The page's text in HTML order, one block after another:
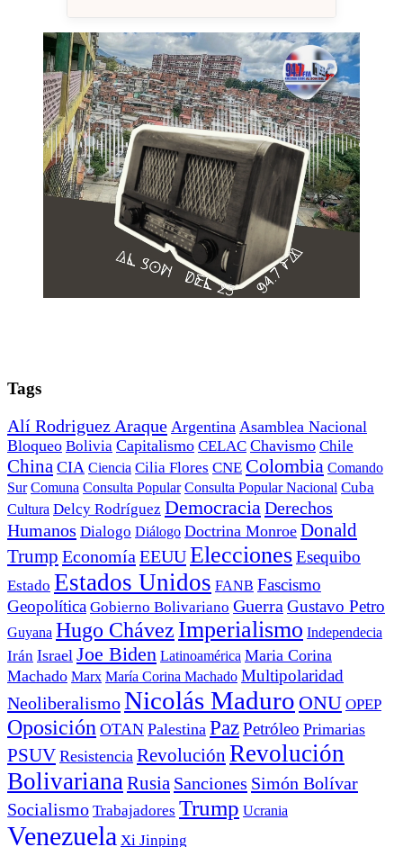
Tags
Alí Rodriguez Araque Argentina Asamblea Nacional
Bloqueo Bolivia Capitalismo CELAC Chavismo Chile
China CIA Ciencia Cilia Flores CNE Colombia Comando
Sur Comuna Consulta Popular Consulta Popular Nacional Cuba
Cultura Delcy Rodríguez DemocraciaDerechos
Humanos Dialogo Diálogo Doctrina Monroe Donald
Trump Economía EEUUEleccionesEsequibo
Estado Estados Unidos FANB Fascismo
Geopolítica Gobierno Bolivariano Guerra Gustavo Petro
Guyana Hugo Chávez Imperialismo Independecia
Irán Israel Joe Biden Latinoamérica Maria Corina
Machado Marx María Corina Machado Multipolaridad
NeoliberalismoNicolás Maduro ONU OPEP
Oposición OTAN Palestina PazPetróleo Primarias
PSUV Resistencia Revolución Revolución
BolivarianaRusia Sanciones Simón Bolívar
Socialismo Trabajadores Trump Ucrania
Venezuela Xi Jinping